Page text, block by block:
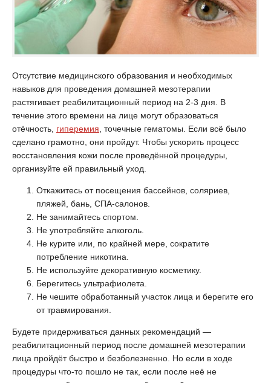
Отсутствие медицинского образования и необходимых
навыков для проведения домашней мезотерапии
растягивает реабилитационный период на 2-3 дня. В
течение этого времени на лице могут образоваться
отёчность, гиперемия , точечные гематомы. Если всё было
сделано грамотно, они пройдут. Чтобы ускорить процесс
восстановления кожи после проведённой процедуры,
организуйте ей правильный уход.
Откажитесь от посещения бассейнов, соляриев,
пляжей, бань, СПА-салонов.
Не занимайтесь спортом.
Не употребляйте алкоголь.
Не курите или, по крайней мере, сократите
потребление никотина.
Не используйте декоративную косметику.
Берегитесь ультрафиолета.
Не чешите обработанный участок лица и берегите его
от травмирования.
Будете придерживаться данных рекомендаций —
реабилитационный период после домашней мезотерапии
лица пройдёт быстро и безболезненно. Но если в ходе
процедуры что-то пошло не так, если после неё не